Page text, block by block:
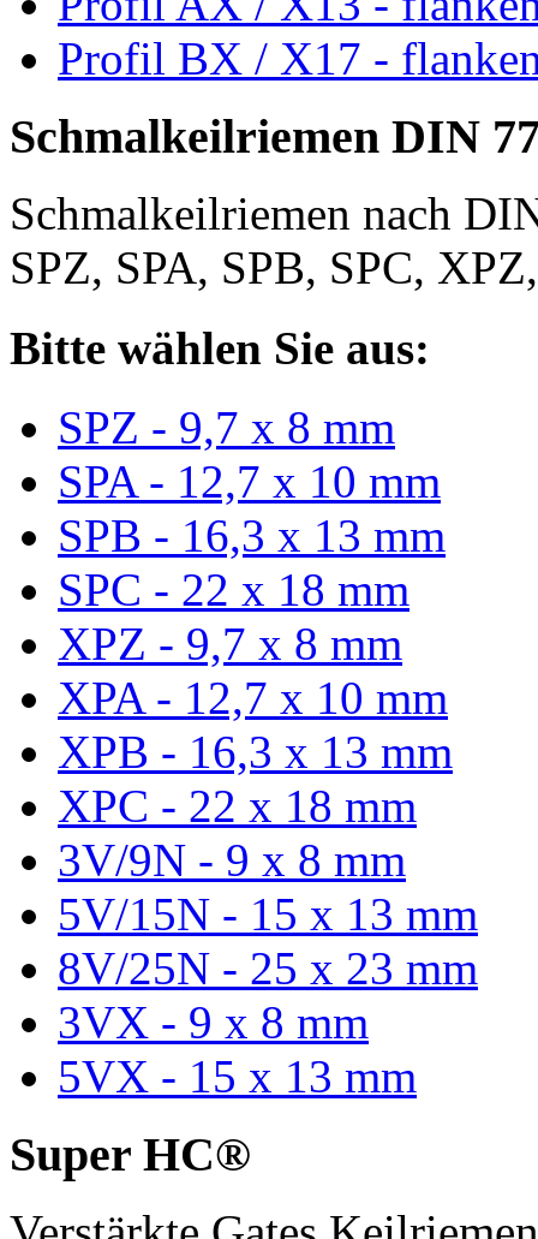
Profil BX / X17 -
Schmalkeilriemen DIN
Schmalkeilriemen nach
SPZ, SPA, SPB, SPC,
Bitte wählen Sie aus:
SPZ - 9,7 x 8 mm
SPA - 12,7 x 10 mm
SPB - 16,3 x 13 mm
SPC - 22 x 18 mm
XPZ - 9,7 x 8 mm
XPA - 12,7 x 10 mm
XPB - 16,3 x 13 mm
XPC - 22 x 18 mm
3V/9N - 9 x 8 mm
5V/15N - 15 x 13 mm
8V/25N - 25 x 23 mm
3VX - 9 x 8 mm
5VX - 15 x 13 mm
Super HC®